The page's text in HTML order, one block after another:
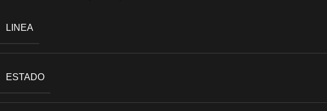
LINEA
ESTADO